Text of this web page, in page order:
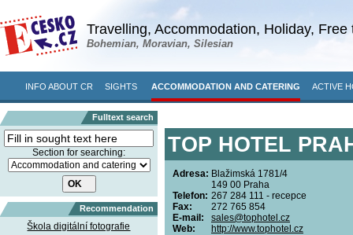
Travelling, Accommodation, Holiday, Free
Bohemian, Moravian, Silesian
INFO ABOUT CR SIGHTS ACCOMMODATION AND CATERING ACTIVE
Fulltext search
Section for searching:
Recommendation
Škola digitální fotografie
TOP HOTEL
Adresa: Blažimská 1781/4
149 00 Praha
Telefon: 267 284 111 - recepce
Fax:
272 765 854
E-mail:
sales@tophotel.cz
Web:
http://www.tophotel.cz